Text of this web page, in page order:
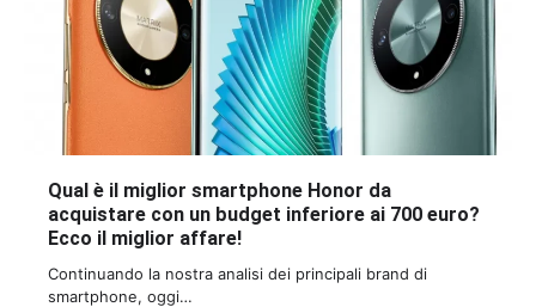
Qual è il miglior smartphone Honor da
acquistare con un budget inferiore ai 700 euro?
Ecco il miglior affare!
Continuando la nostra analisi dei principali brand di
smartphone, oggi…